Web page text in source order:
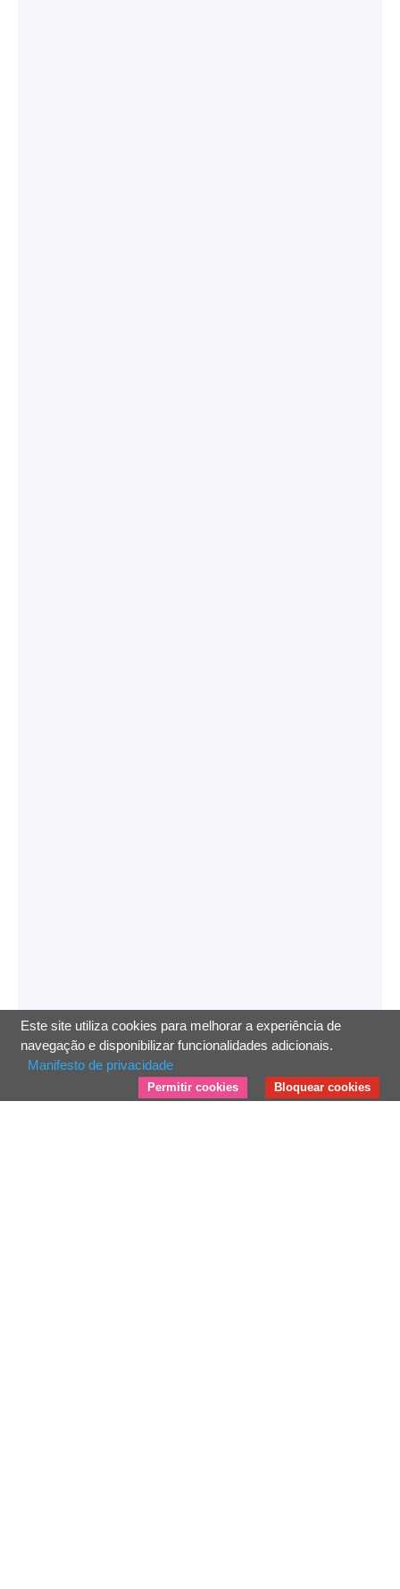
Este site utiliza cookies para melhorar a experiência de
navegação e disponibilizar funcionalidades adicionais.
Manifesto de privacidade
Bloquear cookies
Permitir cookies